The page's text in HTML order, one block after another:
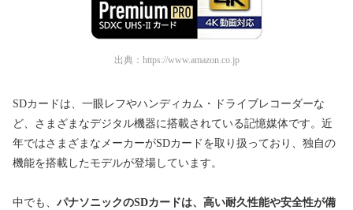
出典： https://www.amazon.co.jp
SDカードは、一眼レフやハンディカム・ドライブレコーダーな
ど、さまざまなデジタル機器に搭載されている記憶媒体です。近
年ではさまざまなメーカーがSDカードを取り扱っており、独自の
機能を搭載したモデルが登場しています。
中でも、 パナソニックのSDカードは、高い耐久性能や安全性が備